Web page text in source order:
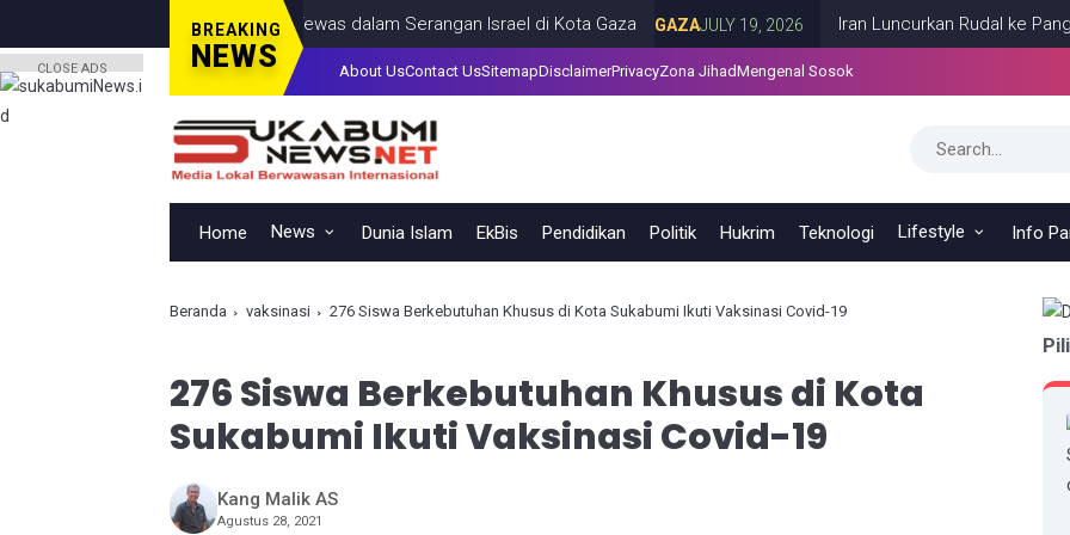
BREAKING
NEWS
Termasuk Seorang Anak, Tewas dalam Serangan Israel di Kota Gaza GAZA JULY 19, 2026 Iran Luncurkan Rudal ke Pangkalan
About UsContact UsSitemapDisclaimerPrivacyZona JihadMengenal Sosok
Home News Dunia Islam EkBis Pendidikan Politik Hukrim Teknologi Lifestyle Info
Beranda vaksinasi 276 Siswa Berkebutuhan Khusus di Kota Sukabumi Ikuti Vaksinasi Covid-19
276 Siswa Berkebutuhan Khusus di Kota
Sukabumi Ikuti Vaksinasi Covid-19
Kang Malik AS
Agustus 28, 2021
CLOSE ADS